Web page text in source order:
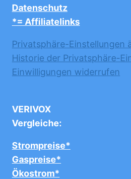
Datenschutz
*= Affiliatelinks
Privatsphäre-Einstellungen
Historie der Privatsphäre-
Einwilligungen widerrufen
VERIVOX
Vergleiche:
Strompreise*
Gaspreise*
Ökostrom*